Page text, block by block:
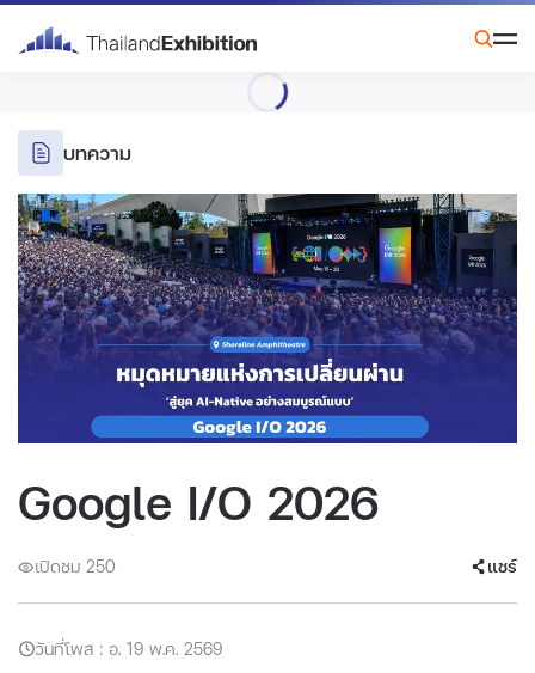
บทความ
Google I/O 2026
เปิดชม 250 แชร์
วันที่โพส : อ. 19 พ.ค. 2569